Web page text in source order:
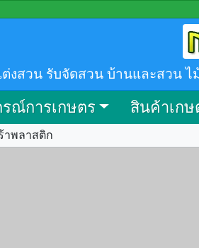
งสวน รับจัดสวน บ้านและสวน
ณ์การเกษตร สินค้าเกษ
าพลาสติก